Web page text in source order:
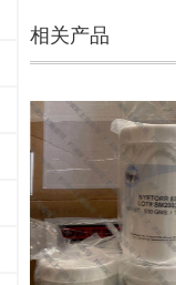
相关产品